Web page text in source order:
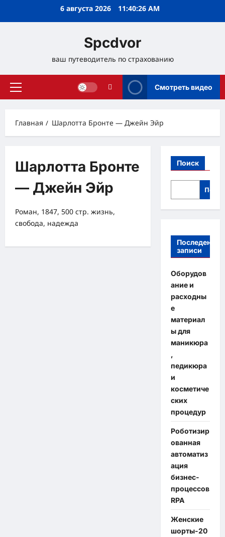
6 августа 2026 11:40:26 AM
Spcdvor
ваш путеводитель по страхованию
Основное
Смотреть видео
Главная Шарлотта Бронте — Джейн Эйр
Шарлотта Бронте
— Джейн Эйр
Роман, 1847, 500 стр. жизнь,
свобода, надежда
Поиск
Поиск
Последение
записи
Оборудов
ание и
расходны
е
материал
ы для
маникюра
,
педикюра
и
косметиче
ских
процедур
Роботизир
ованная
автоматиз
ация
бизнес-
процессов
RPA
Женские
шорты-20